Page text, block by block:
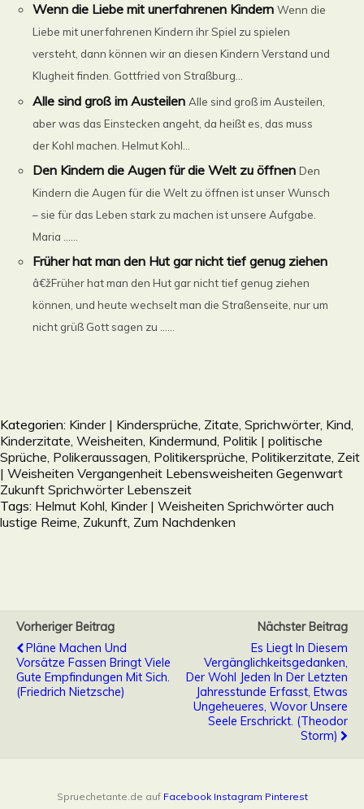
Wenn die Liebe mit unerfahrenen Kindern Wenn die
Liebe mit unerfahrenen Kindern ihr Spiel zu spielen
versteht, dann können wir an diesen Kindern Verstand und
Klugheit finden. Gottfried von Straßburg...
Alle sind groß im Austeilen Alle sind groß im Austeilen,
aber was das Einstecken angeht, da heißt es, das muss
der Kohl machen. Helmut Kohl...
Den Kindern die Augen für die Welt zu öffnen Den
Kindern die Augen für die Welt zu öffnen ist unser Wunsch
– sie für das Leben stark zu machen ist unsere Aufgabe.
Maria ......
Früher hat man den Hut gar nicht tief genug ziehen
â€žFrüher hat man den Hut gar nicht tief genug ziehen
können, und heute wechselt man die Straßenseite, nur um
nicht grüß Gott sagen zu ......
Kategorien: Kinder | Kindersprüche, Zitate, Sprichwörter, Kind,
Kinderzitate, Weisheiten, Kindermund Politik | politische
Sprüche, Polikeraussagen, Politikersprüche, Politikerzitate Zeit
| Weisheiten Vergangenheit Lebensweisheiten Gegenwart
Zukunft Sprichwörter Lebenszeit
Tags: Helmut Kohl Kinder | Weisheiten Sprichwörter auch
lustige Reime Zukunft Zum Nachdenken
Vorheriger Beitrag
Pläne Machen Und
Vorsätze Fassen Bringt Viele
Gute Empfindungen Mit Sich.
(Friedrich Nietzsche)
Nächster Beitrag
Es Liegt In Diesem
Vergänglichkeitsgedanken,
Der Wohl Jeden In Der Letzten
Jahresstunde Erfasst, Etwas
Ungeheueres, Wovor Unsere
Seele Erschrickt. (Theodor
Storm)
Spruechetante.de auf Facebook Instagram Pinterest